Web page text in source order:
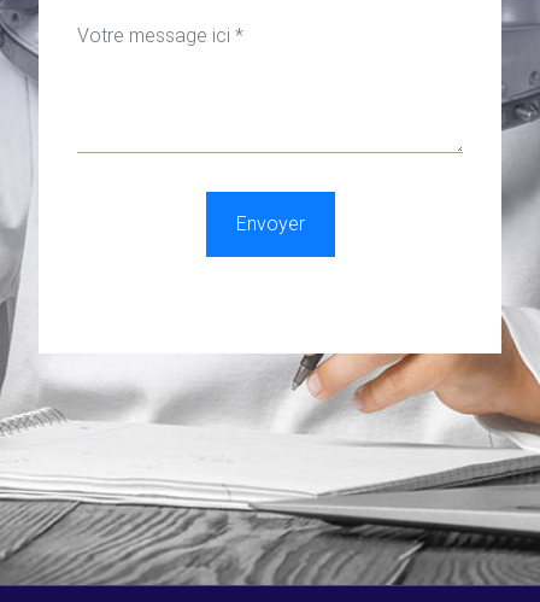
Envoyer